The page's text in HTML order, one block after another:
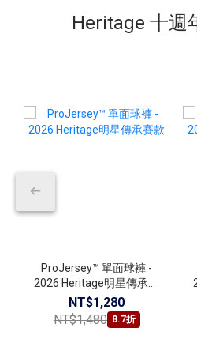
Heritage 十週
ProJersey™ 單面球褲 -
2026 Heritage明星傳承賽
款
NT$1,280
NT$1,480 8.7折